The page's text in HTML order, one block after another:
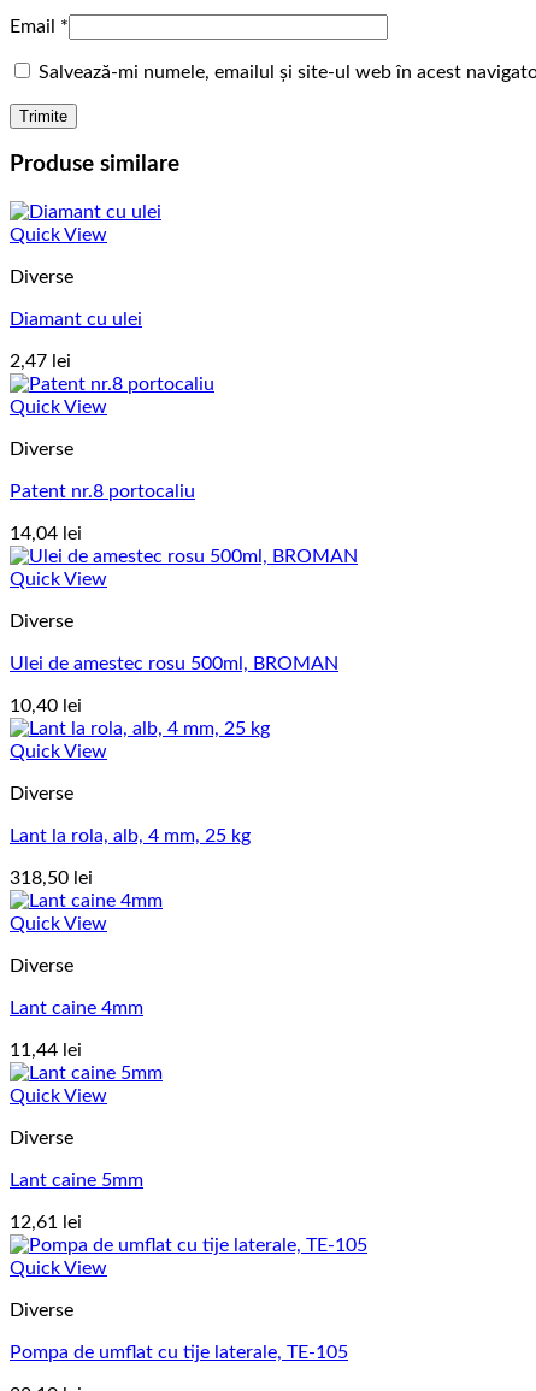
Email *
Salvează-mi numele, emailul și site-ul web în acest
Produse similare
Quick View
Diverse
Diamant cu ulei
2,47 lei
Quick View
Diverse
Patent nr.8 portocaliu
14,04 lei
Quick View
Diverse
Ulei de amestec rosu 500ml, BROMAN
10,40 lei
Quick View
Diverse
Lant la rola, alb, 4 mm, 25 kg
318,50 lei
Quick View
Diverse
Lant caine 4mm
11,44 lei
Quick View
Diverse
Lant caine 5mm
12,61 lei
Quick View
Diverse
Pompa de umflat cu tije laterale, TE-105